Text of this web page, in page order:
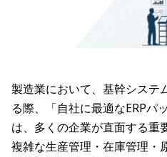
製造業において、基幹システ
る際、「自社に最適なERPパ
は、多くの企業が直面する重
複雑な生産管理・在庫管理・